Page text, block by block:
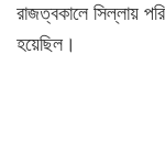
রাজত্বকালে সিল্লায়
হয়েছিল।